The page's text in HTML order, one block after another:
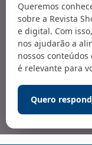
Queremos
sobre a Revista
e digital. Com
nos ajudarão a
nossos
é relevante para
Quero
22/12/2023
Teologia